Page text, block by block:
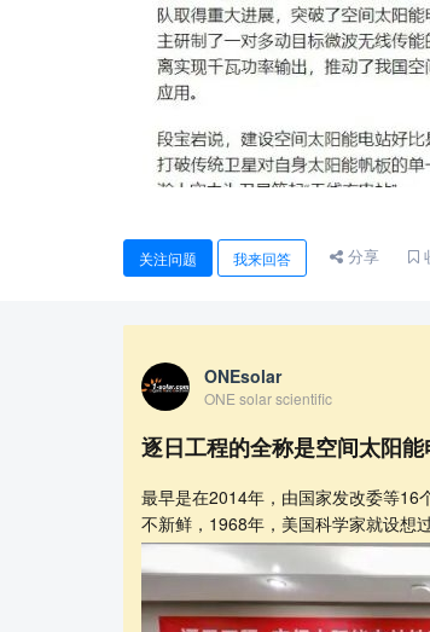
关注问题 我来回答 分享
ONEsolar
ONE solar scientific
逐日工程的全称是空间太阳能
最早是在2014年，由国家发改委等16
不新鲜，1968年，美国科学家就设想